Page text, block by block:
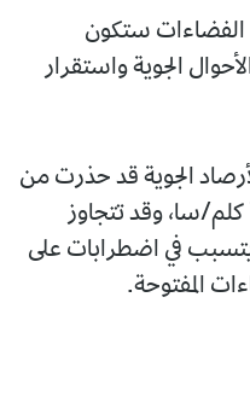
الفضاءات ستكون
الجوية واستقرار
الجوية قد حذرت من
رياح قوية تصل سرعتها إلى 70 كلم/سا، وقد تتجاوز
ما قد يتسبب في اضطرابات على
المفتوحة.